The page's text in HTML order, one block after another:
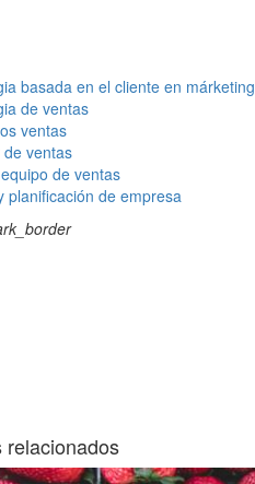
basada en el cliente en márketing
de ventas
ventas
ventas
de ventas
planificación de empresa